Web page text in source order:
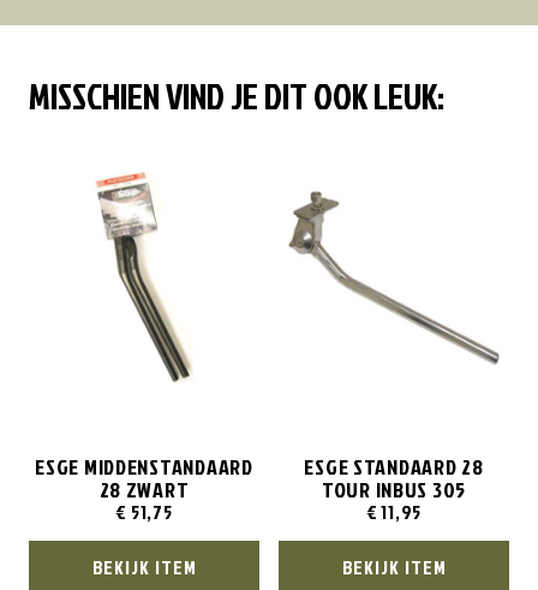
MISSCHIEN VIND JE DIT OOK LEUK:
ESGE MIDDENSTANDAARD
28 ZWART
€ 51,75
BEKIJK ITEM
ESGE STANDAARD 28
TOUR INBUS 305
€11,95
BEKIJK ITEM